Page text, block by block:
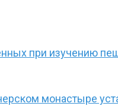
при изучению
монастыре